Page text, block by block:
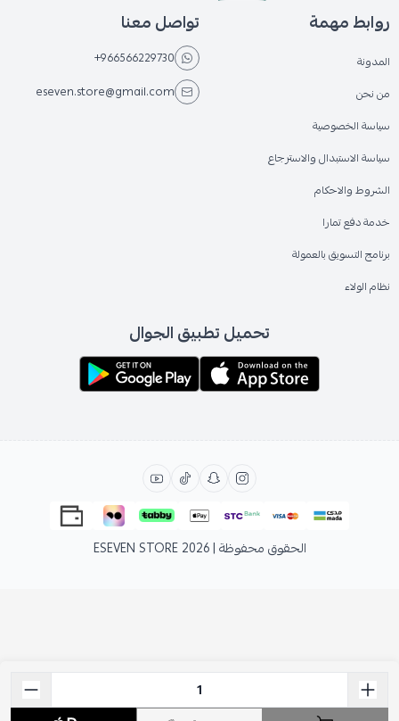
روابط مهمة
المدونة
من نحن
سياسة الخصوصية
سياسة الاستبدال والاسترجاع
الشروط والاحكام
خدمة دفع تمارا
برنامج التسويق بالعمولة
نظام الولاء
تواصل معنا
+966566229730
eseven.store@gmail.com
تحميل تطبيق الجوال
الحقوق محفوظة | 2026 ESEVEN STORE